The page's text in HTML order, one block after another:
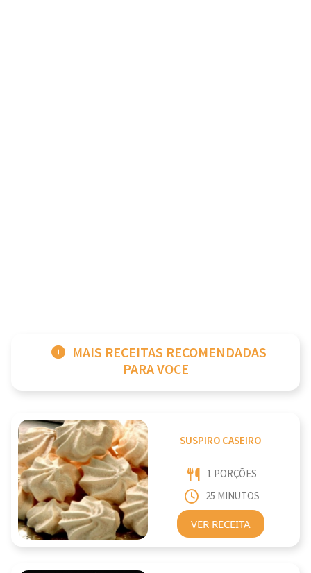
MAIS RECEITAS RECOMENDADAS
PARA VOCE
SUSPIRO CASEIRO
1 PORÇÕES
25 MINUTOS
VER RECEITA